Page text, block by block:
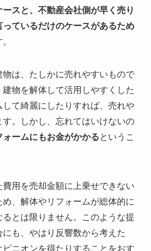
ースと、不動産会社側が早く売り
っているだけのケースがあるため
は、たしかに売れやすいもので
物を解体して活用しやすくした
して綺麗にしたりすれば、売れや
。しかし、忘れてはいけないの
ームにもお金がかかる というこ
費用を売却金額に上乗せできない
め、解体やリフォームが総体的に
とは限りません。このような提
も、やはり反響数から考えた
ピニオンを得たりすることをおす